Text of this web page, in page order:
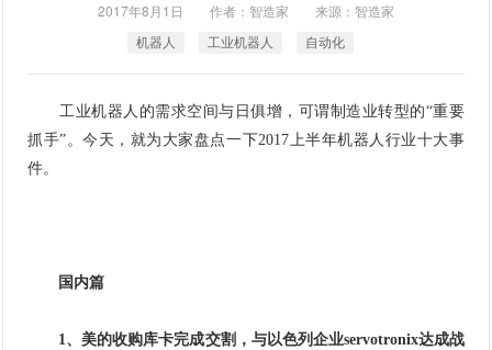
2017年8月1日 作者：智造家 来源：智造家
机器人
工业机器人 自动化
工业机器人 的需求空间与日俱增，可谓制造业转型的“重要
抓手”。今天，就为大家盘点一下2017上半年机器人行业十大事
件。
国内篇
1、美的收购库卡完成交割，与以色列企业servotronix达成战